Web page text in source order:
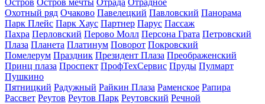
Остров Остров мечты Отрада Отрадное
Охотный ряд Очаково Павелецкий Павловский Панорама
Парк Плейс Парк Хаус Партнер Парус Пассаж
Пахра Перловский Перово Молл Персона Грата Петровский
Плаза Планета Платинум Поворот Покровский
Помелерум Праздник Президент Плаза Преображенский
Принц плаза Проспект ПрофТехСервис Пруды Пулмарт
Пушкино
Пятницкий Радужный Райкин Плаза Раменское Рапира
Рассвет Реутов Реутов Парк Реутовский Речной